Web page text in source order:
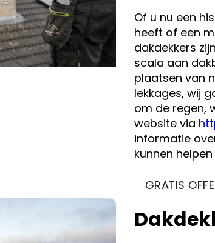
Of u nu een
heeft of een
dakdekkers
scala aan
plaatsen van
lekkages, wij
om de regen,
website via
informatie
kunnen
GRATIS